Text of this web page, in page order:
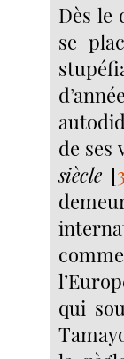
Dès le
se
de ses
siècle [3
qui